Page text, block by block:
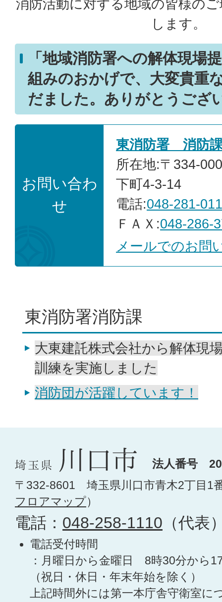
消防活動に対する地域の皆様の
します。
「地域消防署への解体現場
組みのおかげで、大変貴重
だました。ありがとうござ
お問い合わ
せ
東消防署 消防
所在地:〒334-
下町4-3-14
電話:048-281-
ＦＡＸ:048-286-
メールでのお問
東消防署消防課
大東建託株式会社から解体現
訓練を実施しました
消防団が活躍しています！
法人番号
〒332-8601 埼玉県川口市青木2丁目1
フロアマップ）
電話： 048-258-1110 （代表
電話受付時間
：月曜日から金曜日 8時30分から
（祝日・休日・年末年始を除く）
上記時間外には第一本庁舎守衛室